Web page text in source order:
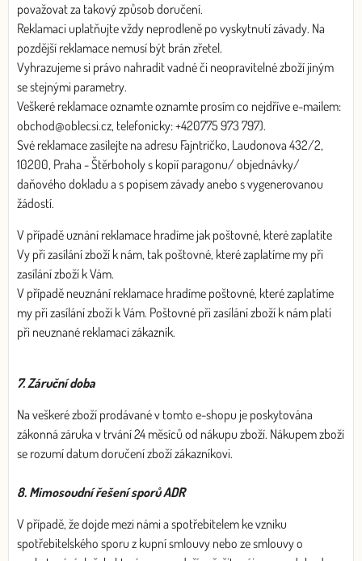
považovat za takový způsob doručení.
Reklamaci uplatňujte vždy neprodleně po vyskytnutí závady. Na
pozdější reklamace nemusí být brán zřetel.
Vyhrazujeme si právo nahradit vadné či neopravitelné zboží jiným
se stejnými parametry.
Veškeré reklamace oznamte oznamte prosím co nejdříve e-mailem:
obchod@oblecsi.cz, telefonicky: +420775 973 797).
Své reklamace zasílejte na adresu Fajntričko, Laudonova 432/2,
10200, Praha - Štěrboholy s kopií paragonu/ objednávky/
daňového dokladu a s popisem závady anebo s vygenerovanou
žádostí.
V případě uznání reklamace hradíme jak poštovné, které zaplatíte
Vy při zasílání zboží k nám, tak poštovné, které zaplatíme my při
zasílání zboží k Vám.
V případě neuznání reklamace hradíme poštovné, které zaplatíme
my při zasílání zboží k Vám. Poštovné při zasílání zboží k nám platí
při neuznané reklamaci zákazník.
7. Záruční doba
Na veškeré zboží prodávané v tomto e-shopu je poskytována
zákonná záruka v trvání 24 měsíců od nákupu zboží. Nákupem zboží
se rozumí datum doručení zboží zákazníkovi.
8. Mimosoudní řešení sporů ADR
V případě, že dojde mezi námi a spotřebitelem ke vzniku
spotřebitelského sporu z kupní smlouvy nebo ze smlouvy o